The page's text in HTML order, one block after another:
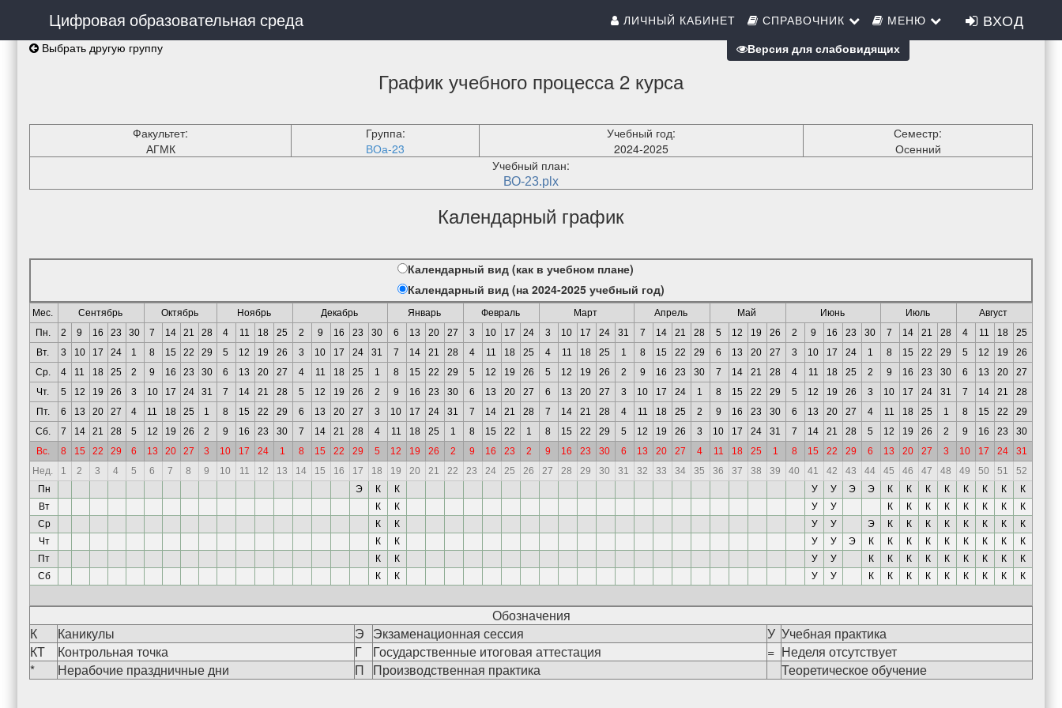
Цифровая образовательная среда ЛИЧНЫЙ КАБИНЕТ СПРАВОЧНИК МЕНЮ ВХОД
Выбрать другую группу
График учебного процесса 2 курса
Факультет:
АГМК
Группа:
ВОа-23
Учебный год:
2024-2025
Семестр:
Осенний
Учебный план:
ВО-23.plx
Календарный график
Календарный вид (как в учебном плане)
Календарный вид (на 2024-2025 учебный год)
Мес. Сентябрь Октябрь Ноябрь Декабрь Январь Февраль Март Апрель Май Июнь Июль
Август
Пн.
2 9 16 23 30 7 14 21 28 4 11 18 25 2 9 16 23 30 6 13 20 27 3 10 17 24 3 10 17 24 31 7 14 21 28 5 12 19 26 2 9 16 23 30 7 14 21 28 4 11 18
25
Вт.
3 10 17 24 1 8 15 22 29 5 12 19 26 3 10 17 24 31 7 14 21 28 4 11 18 25 4 11 18 25 1 8 15 22 29 6 13 20 27 3 10 17 24 1 8 15 22 29 5 12 19
26
Ср.
4 11 18 25 2 9 16 23 30 6 13 20 27 4 11 18 25 1 8 15 22 29 5 12 19 26 5 12 19 26 2 9 16 23 30 7 14 21 28 4 11 18 25 2 9 16 23 30 6 13 20
27
Чт.
5 12 19 26 3 10 17 24 31 7 14 21 28 5 12 19 26 2 9 16 23 30 6 13 20 27 6 13 20 27 3 10 17 24 1 8 15 22 29 5 12 19 26 3 10 17 24 31 7 14 21
28
Пт.
6 13 20 27 4 11 18 25 1 8 15 22 29 6 13 20 27 3 10 17 24 31 7 14 21 28 7 14 21 28 4 11 18 25 2 9 16 23 30 6 13 20 27 4 11 18 25 1 8 15 22
29
Сб.
7 14 21 28 5 12 19 26 2 9 16 23 30 7 14 21 28 4 11 18 25 1 8 15 22 1 8 15 22 29 5 12 19 26 3 10 17 24 31 7 14 21 28 5 12 19 26 2 9 16 23
30
Вс.
8 15 22 29 6 13 20 27 3 10 17 24 1 8 15 22 29 5 12 19 26 2 9 16 23 2 9 16 23 30 6 13 20 27 4 11 18 25 1 8 15 22 29 6 13 20 27 3 10 17 24
31
Нед.
1 2 3 4 5 6 7 8 9 10 11 12 13 14 15 16 17 18 19 20 21 22 23 24 25 26 27 28 29 30 31 32 33 34 35 36 37 38 39 40 41 42 43 44 45 46 47 48 49 50 51
52
Пн
Э К К У У Э Э К К К К К К К
К
Вт
К К У У К К К К К К К
К
Ср
К К У У Э К К К К К К К
К
Чт
К К У У Э К К К К К К К К
К
Пт
К К У У К К К К К К К К
К
Сб
К К У У К К К К К К К К К
Обозначения
К
Каникулы Э Экзаменационная сессия У Учебная практика
КТ
Контрольная точка Г Государственные итоговая аттестация = Неделя отсутствует
*
Нерабочие праздничные дни П Производственная практика Теоретическое обучение
Версия для слабовидящих